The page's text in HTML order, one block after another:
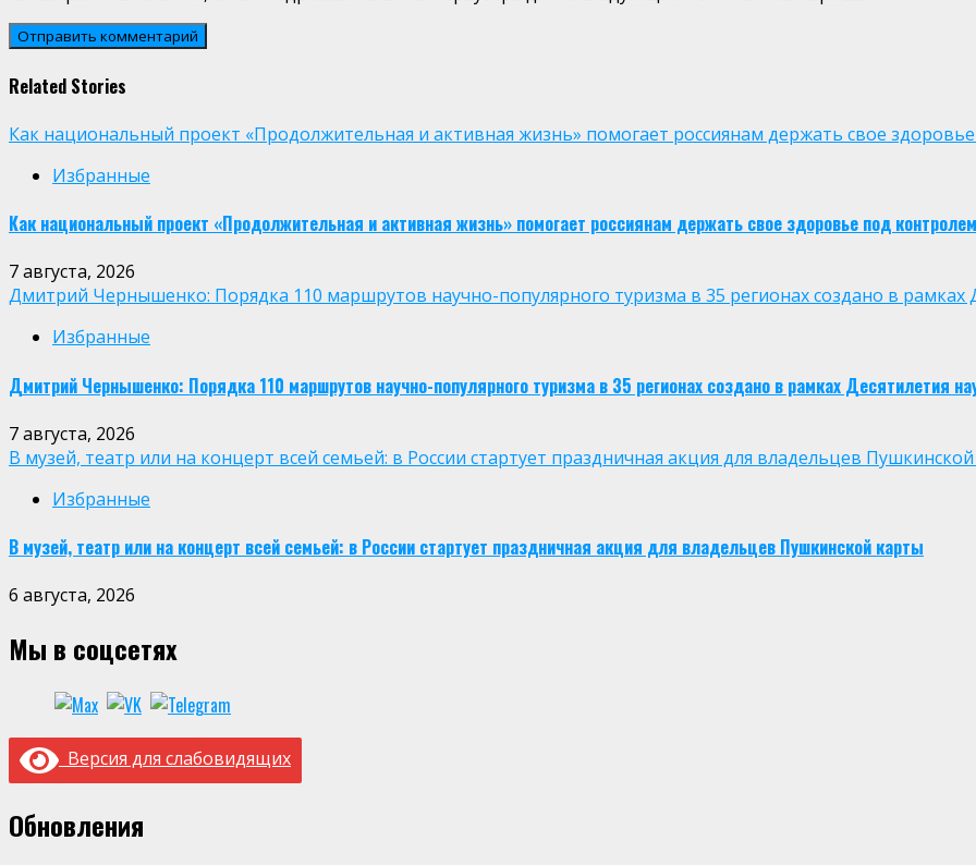
Related Stories
Как национальный проект «Продолжительная и активная жизнь» помогает россиянам держать свое
Избранные
Как национальный проект «Продолжительная и активная жизнь» помогает россиянам держать свое здоровье под контролем
7 августа, 2026
Дмитрий Чернышенко: Порядка 110 маршрутов научно-популярного туризма в 35 регионах создано в рамках
Избранные
Дмитрий Чернышенко: Порядка 110 маршрутов научно-популярного туризма в 35 регионах создано в рамках Десятилетия
7 августа, 2026
В музей, театр или на концерт всей семьей: в России стартует праздничная акция для владельцев
Избранные
В музей, театр или на концерт всей семьей: в России стартует праздничная акция для владельцев Пушкинской карты
6 августа, 2026
Мы в соцсетях
Версия для слабовидящих
Обновления